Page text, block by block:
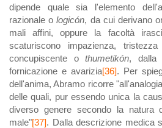
dipende quale sia l'elemento
razionale ologicón, da cui derivano
mali affini, oppure la facoltà
scaturiscono impazienza,
concupiscente othumetikón, dalla
fornicazione e avarizia[36]. Per
dell'anima, Abramo ricorre
delle quali, pur essendo unica la
diverso genere secondo la natura
male"[37]. Dalla descrizione medica